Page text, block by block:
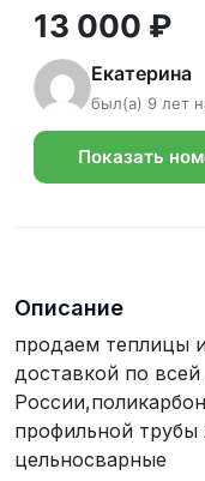
13 000 ₽
Екатерина
был(а) 9 лет
Показать
Описание
продаем теплицы
доставкой по
профильной
цельносварные